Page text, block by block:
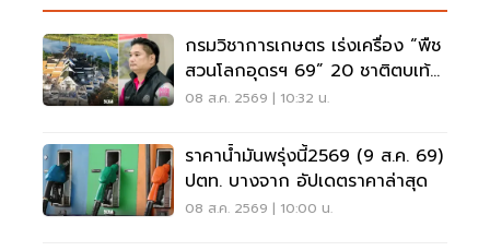
กรมวิชาการเกษตร เร่งเครื่อง “พืช
สวนโลกอุดรฯ 69” 20 ชาติตบเท้า
ร่วมโชว์นวัตกรรม
08 ส.ค. 2569 | 10:32 น.
ราคาน้ำมันพรุ่งนี้2569 (9 ส.ค. 69)
ปตท. บางจาก อัปเดตราคาล่าสุด
08 ส.ค. 2569 | 10:00 น.